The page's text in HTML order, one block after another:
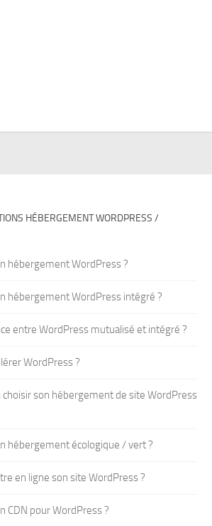
HÉBERGEMENT WORDPRESS /
hébergement WordPress ?
hébergement WordPress intégré ?
entre WordPress mutualisé et intégré ?
WordPress ?
son hébergement de site WordPress
hébergement écologique / vert ?
en ligne son site WordPress ?
CDN pour WordPress ?